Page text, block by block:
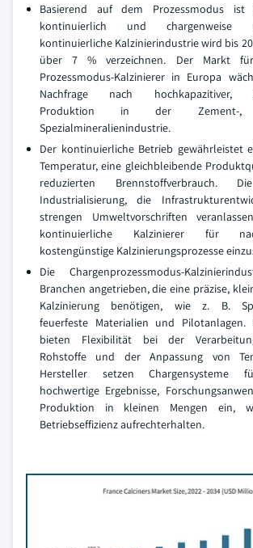
Basierend auf dem Prozessmodus
kontinuierlich und chargenweise
kontinuierliche Kalzinierindustrie wird bis
über 7 % verzeichnen. Der Markt
Prozessmodus-Kalzinierer in Europa
Nachfrage nach hochkapazitiver,
Produktion in der
Spezialmineralienindustrie.
Der kontinuierliche Betrieb gewährleistet
Temperatur, eine gleichbleibende
reduzierten Brennstoffverbrauch.
Industrialisierung, die
strengen Umweltvorschriften
kontinuierliche Kalzinierer für
kostengünstige Kalzinierungsprozesse
Die Chargenprozessmodus-
Branchen angetrieben, die eine präzise,
Kalzinierung benötigen, wie z. B.
feuerfeste Materialien und Pilotanlagen.
bieten Flexibilität bei der
Rohstoffe und der Anpassung von
Hersteller setzen Chargensysteme
hochwertige Ergebnisse,
Produktion in kleinen Mengen ein,
Betriebseffizienz aufrechterhalten.